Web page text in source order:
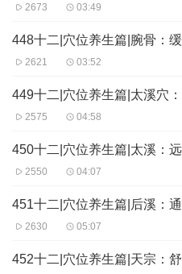
2673 03:49
448十二|穴位养生篇|腕骨：
2621 03:52
449十二|穴位养生篇|太溪穴
2575 04:58
450十二|穴位养生篇|太溪：
2550 04:07
2630 05:07